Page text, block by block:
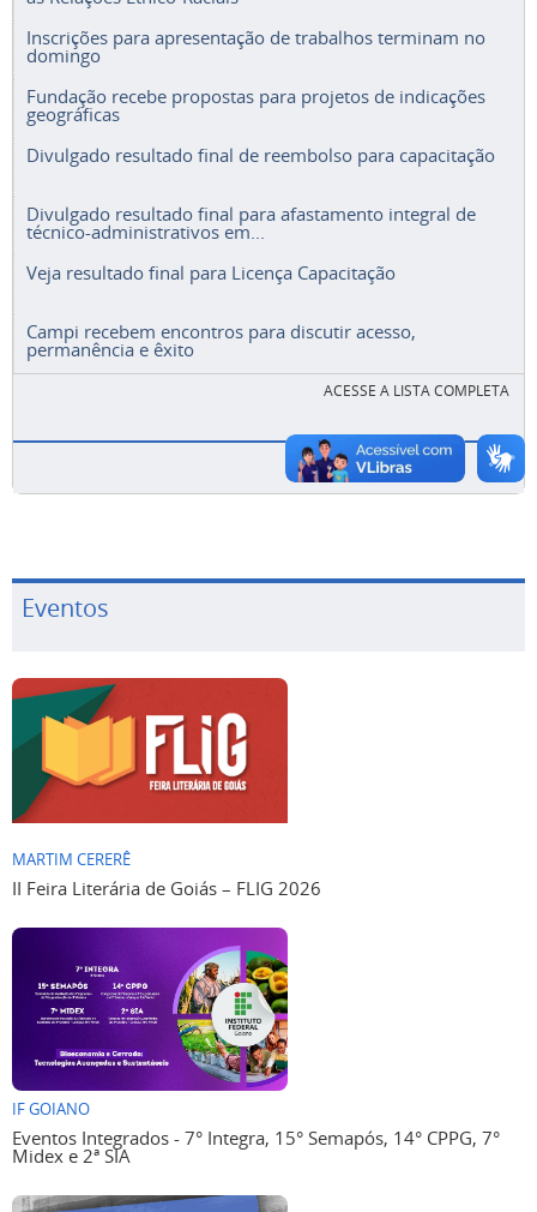
Inscrições para apresentação de trabalhos terminam no
domingo
Fundação recebe propostas para projetos de indicações
geográficas
Divulgado resultado final de reembolso para capacitação
Divulgado resultado final para afastamento integral de
técnico-administrativos em...
Veja resultado final para Licença Capacitação
Campi recebem encontros para discutir acesso,
permanência e êxito
ACESSE A LISTA COMPLETA
Eventos
MARTIM CERERÊ
II Feira Literária de Goiás – FLIG 2026
IF GOIANO
Eventos Integrados - 7° Integra, 15° Semapós, 14° CPPG, 7°
Midex e 2ª SIA